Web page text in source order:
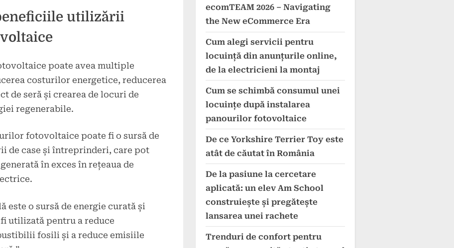
utilizării
poate avea multiple
costurilor energetice, reducerea
de seră și crearea de locuri de
regenerabile.
fotovoltaice poate fi o sursă de
de case și întreprinderi, care pot
în exces în rețeaua de
este o sursă de energie curată și
utilizată pentru a reduce
fosili și a reduce emisiile
ecomTEAM 2026 – Navigating
the New eCommerce Era
Cum alegi servicii pentru
locuință din anunțurile online,
de la electricieni la montaj
Cum se schimbă consumul unei
locuințe după instalarea
panourilor fotovoltaice
De ce Yorkshire Terrier Toy este
atât de căutat în România
De la pasiune la cercetare
aplicată: un elev Am School
construiește și pregătește
lansarea unei rachete
Trenduri de confort pentru